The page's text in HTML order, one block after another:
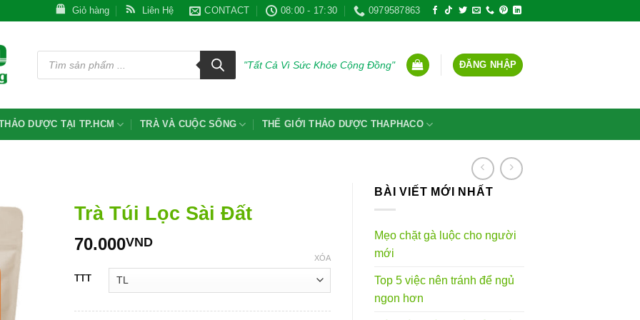
Giỏ hàng Liên Hệ CONTACT 08:00 - 17:30 0979587863
Tìm
kiếm
phẩm
"Tất Cả Vì Sức Khỏe Cộng Đồng" ĐĂNG NHẬP
DƯỢC TẠI TP.HCM TRÀ VÀ CUỘC SỐNG THẾ GIỚI THẢO DƯỢC THAPHACO
BÀI VIẾT MỚI NHẤT
Mẹo chặt gà luộc cho người
mới
Top 5 việc nên tránh để ngủ
ngon hơn
Trà Túi Lọc Sài Đất
70.000VND
TTT
XÓA